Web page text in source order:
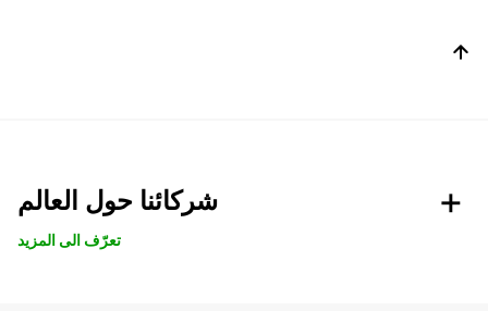
شركائنا حول العالم
تعرّف الى المزيد